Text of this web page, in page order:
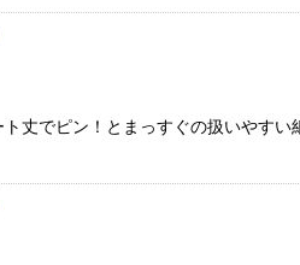
でピン！とまっすぐの扱いやすい